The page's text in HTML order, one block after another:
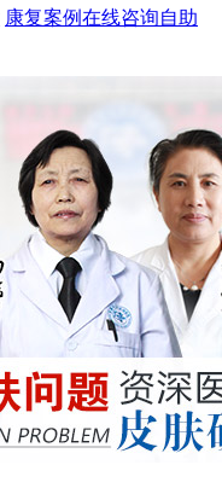
康复案例在线咨询自助